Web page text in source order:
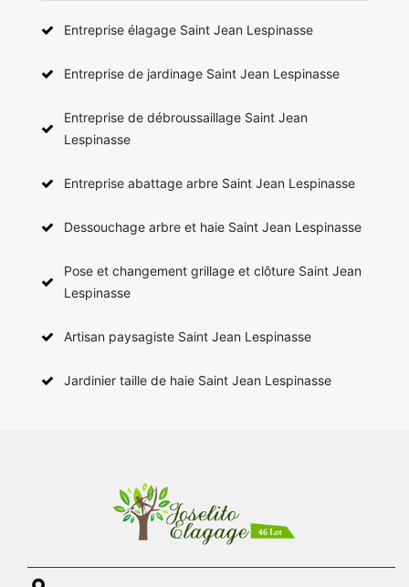
Entreprise élagage Saint Jean Lespinasse
Entreprise de jardinage Saint Jean Lespinasse
Entreprise de débroussaillage Saint Jean
Lespinasse
Entreprise abattage arbre Saint Jean Lespinasse
Dessouchage arbre et haie Saint Jean Lespinasse
Pose et changement grillage et clôture Saint Jean
Lespinasse
Artisan paysagiste Saint Jean Lespinasse
Jardinier taille de haie Saint Jean Lespinasse